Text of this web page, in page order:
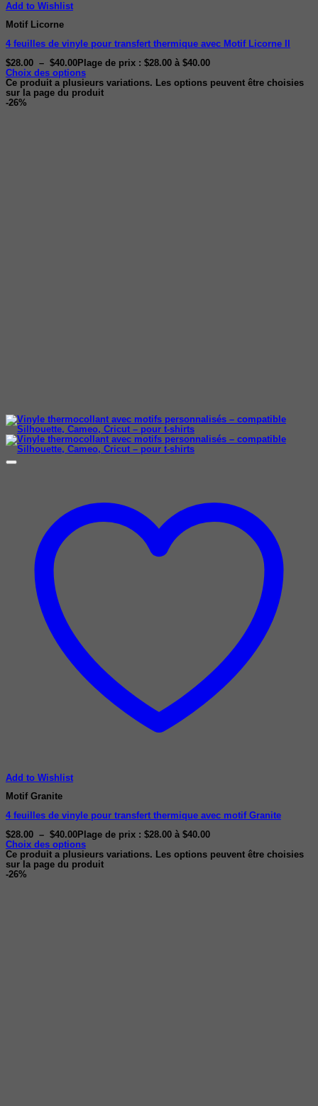
Add to Wishlist
Motif Licorne
4 feuilles de vinyle pour transfert thermique avec Motif Licorne II
$28.00 – $40.00 Plage de prix : $28.00 à $40.00
Choix des options
Ce produit a plusieurs variations. Les options peuvent être choisies
sur la page du produit
-26%
Add to Wishlist
Motif Granite
4 feuilles de vinyle pour transfert thermique avec motif Granite
$28.00 – $40.00 Plage de prix : $28.00 à $40.00
Choix des options
Ce produit a plusieurs variations. Les options peuvent être choisies
sur la page du produit
-26%